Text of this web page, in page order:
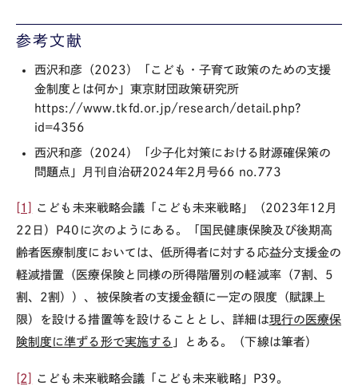
参考文献
西沢和彦（ 2023 ）「こども・子育て政策のための支援
金制度とは何か」東京財団政策研究所
https://www.tkfd.or.jp/research/detail.php?
id=4356
西沢和彦（ 2024 ）「少子化対策における財源確保策の
問題点」月刊自治研2024年2 月号66 no.773
[1] こども未来戦略会議「こども未来戦略」（2023年12 月
22 日） P40 に次のようにある。「国民健康保険及び後期高
齢者医療制度においては、低所得者に対する応益分支援金の
軽減措置（医療保険と同様の所得階層別の軽減率（7割、 5
割、 2割））、被保険者の支援金額に一定の限度（賦課上
限）を設ける措置等を設けることとし、詳細は現行の医療保
険制度に準ずる形で実施する 」とある。（下線は筆者）
[2] こども未来戦略会議「こども未来戦略」 P39。